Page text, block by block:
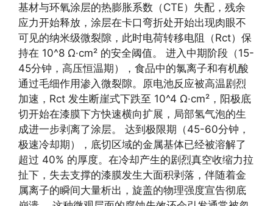
基材与环氧涂层的热膨胀系数（CTE）失配，残余
应力开始释放，涂层在卡口弯折处开始出现肉眼不
可见的纳米级微裂隙，此时电荷转移电阻（Rct）保
持在 10^8 Ω·cm² 的安全阈值。 进入中期阶段（15-
45分钟，高压恒温期），食品中的氯离子和有机酸
通过毛细作用渗入微裂隙。原电池反应被高温剧烈
加速，Rct 发生断崖式下跌至 10^4 Ω·cm²，阳极底
切开始在漆膜下方快速横向扩展，局部氢气泡的生
成进一步剥离了涂层。 达到极限期（45-60分钟，
极速冷却期），底切区域的金属基体已经被溶解了
超过 40% 的厚度。在冷却产生的剧烈真空收缩力拉
扯下，失去支撑的漆膜发生大面积剥落，伴随着金
属离子的瞬间大量析出，旋盖的物理强度宣告彻底